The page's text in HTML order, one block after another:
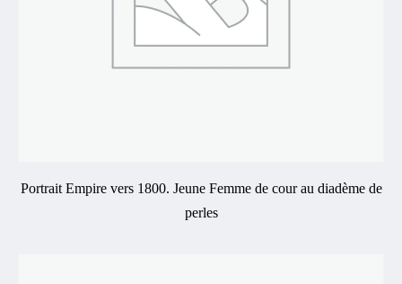
Portrait Empire vers 1800. Jeune Femme de cour au diadème de
perles